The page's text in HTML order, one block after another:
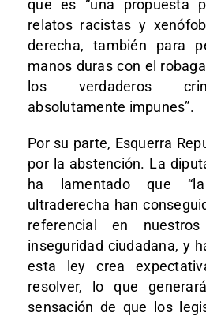
que es “una propuesta
relatos racistas y
derecha, también para
manos duras con el
los verdaderos
absolutamente impunes”.
Por su parte, Esquerra
por la abstención. La
ha lamentado que
ultraderecha han
referencial en
inseguridad ciudadana, y
esta ley crea
resolver, lo que
sensación de que los